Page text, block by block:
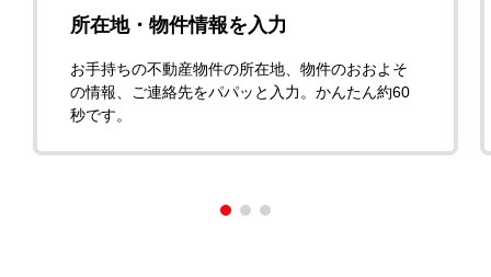
所在地・物件情報を入力
お手持ちの不動産物件の所在地、物件のおおよそ
の情報、ご連絡先をパパッと入力。かんたん約60
秒です。